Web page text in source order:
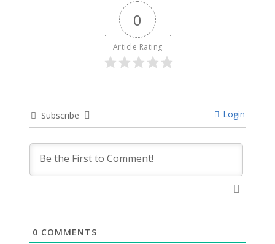
0
Article Rating
Subscribe Login
0 COMMENTS